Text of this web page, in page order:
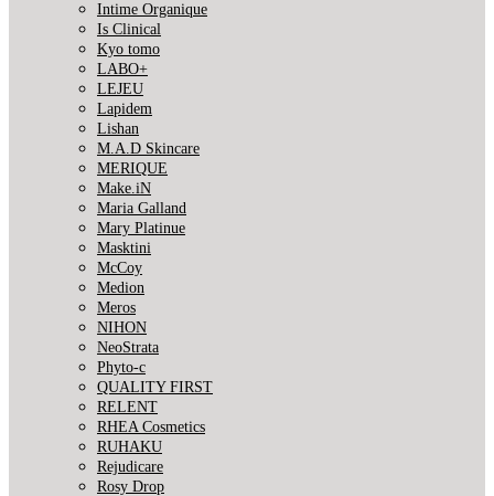
Intime Organique
Is Clinical
Kyo tomo
LABO+
LEJEU
Lapidem
Lishan
M.A.D Skincare
MERIQUE
Make.iN
Maria Galland
Mary Platinue
Masktini
McCoy
Medion
Meros
NIHON
NeoStrata
Phyto-c
QUALITY FIRST
RELENT
RHEA Cosmetics
RUHAKU
Rejudicare
Rosy Drop